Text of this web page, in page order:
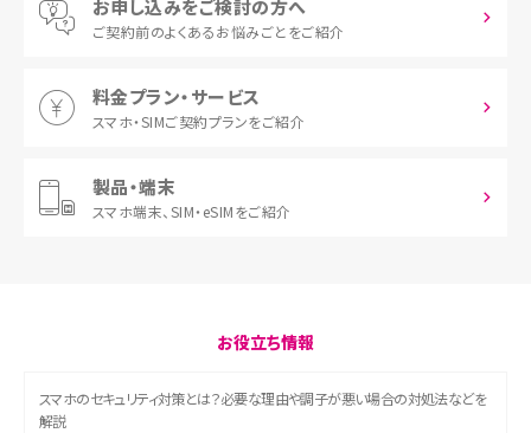
お申し込みをご検討の方へ
ご契約前のよくあるお悩みごとをご紹介
料金プラン・サービス
スマホ・SIMご契約プランをご紹介
製品・端末
スマホ端末、 SIM・eSIMをご紹介
お役立ち情報
スマホのセキュリティ対策とは？必要な理由や調子が悪い場合の対処法などを
解説